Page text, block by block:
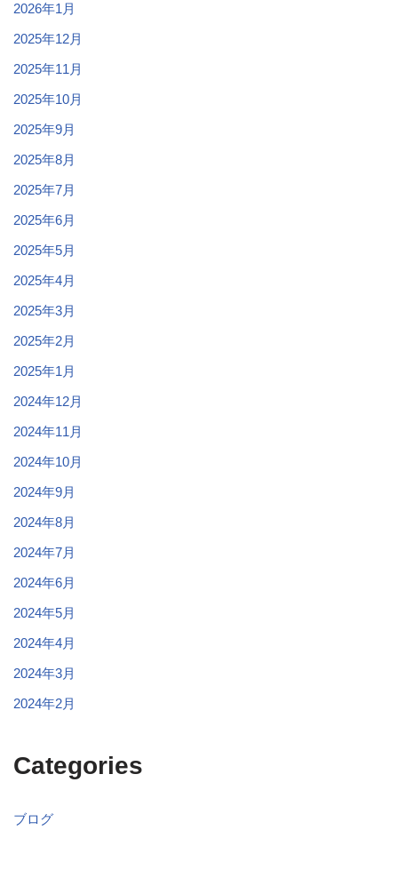
2026年1月
2025年12月
2025年11月
2025年10月
2025年9月
2025年8月
2025年7月
2025年6月
2025年5月
2025年4月
2025年3月
2025年2月
2025年1月
2024年12月
2024年11月
2024年10月
2024年9月
2024年8月
2024年7月
2024年6月
2024年5月
2024年4月
2024年3月
2024年2月
Categories
ブログ